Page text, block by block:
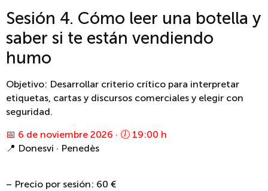
Sesión 4. Cómo leer una botella y
saber si te están vendiendo
humo
Objetivo: Desarrollar criterio crítico para interpretar
etiquetas, cartas y discursos comerciales y elegir con
seguridad.
📅 6 de noviembre 2026 · 🕖 19:00 h
📍 Donesvi · Penedès
– Precio por sesión: 60 €